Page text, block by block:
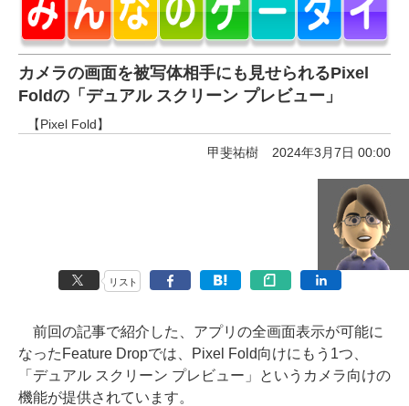
カメラの画面を被写体相手にも見せられるPixel
Foldの「デュアル スクリーン プレビュー」
【Pixel Fold】
甲斐祐樹
2024年3月7日 00:00
リスト
前回の記事で紹介した、アプリの全画面表示が可能に
なったFeature Dropでは、Pixel Fold向けにもう1つ、
「デュアル スクリーン プレビュー」というカメラ向けの
機能が提供されています。